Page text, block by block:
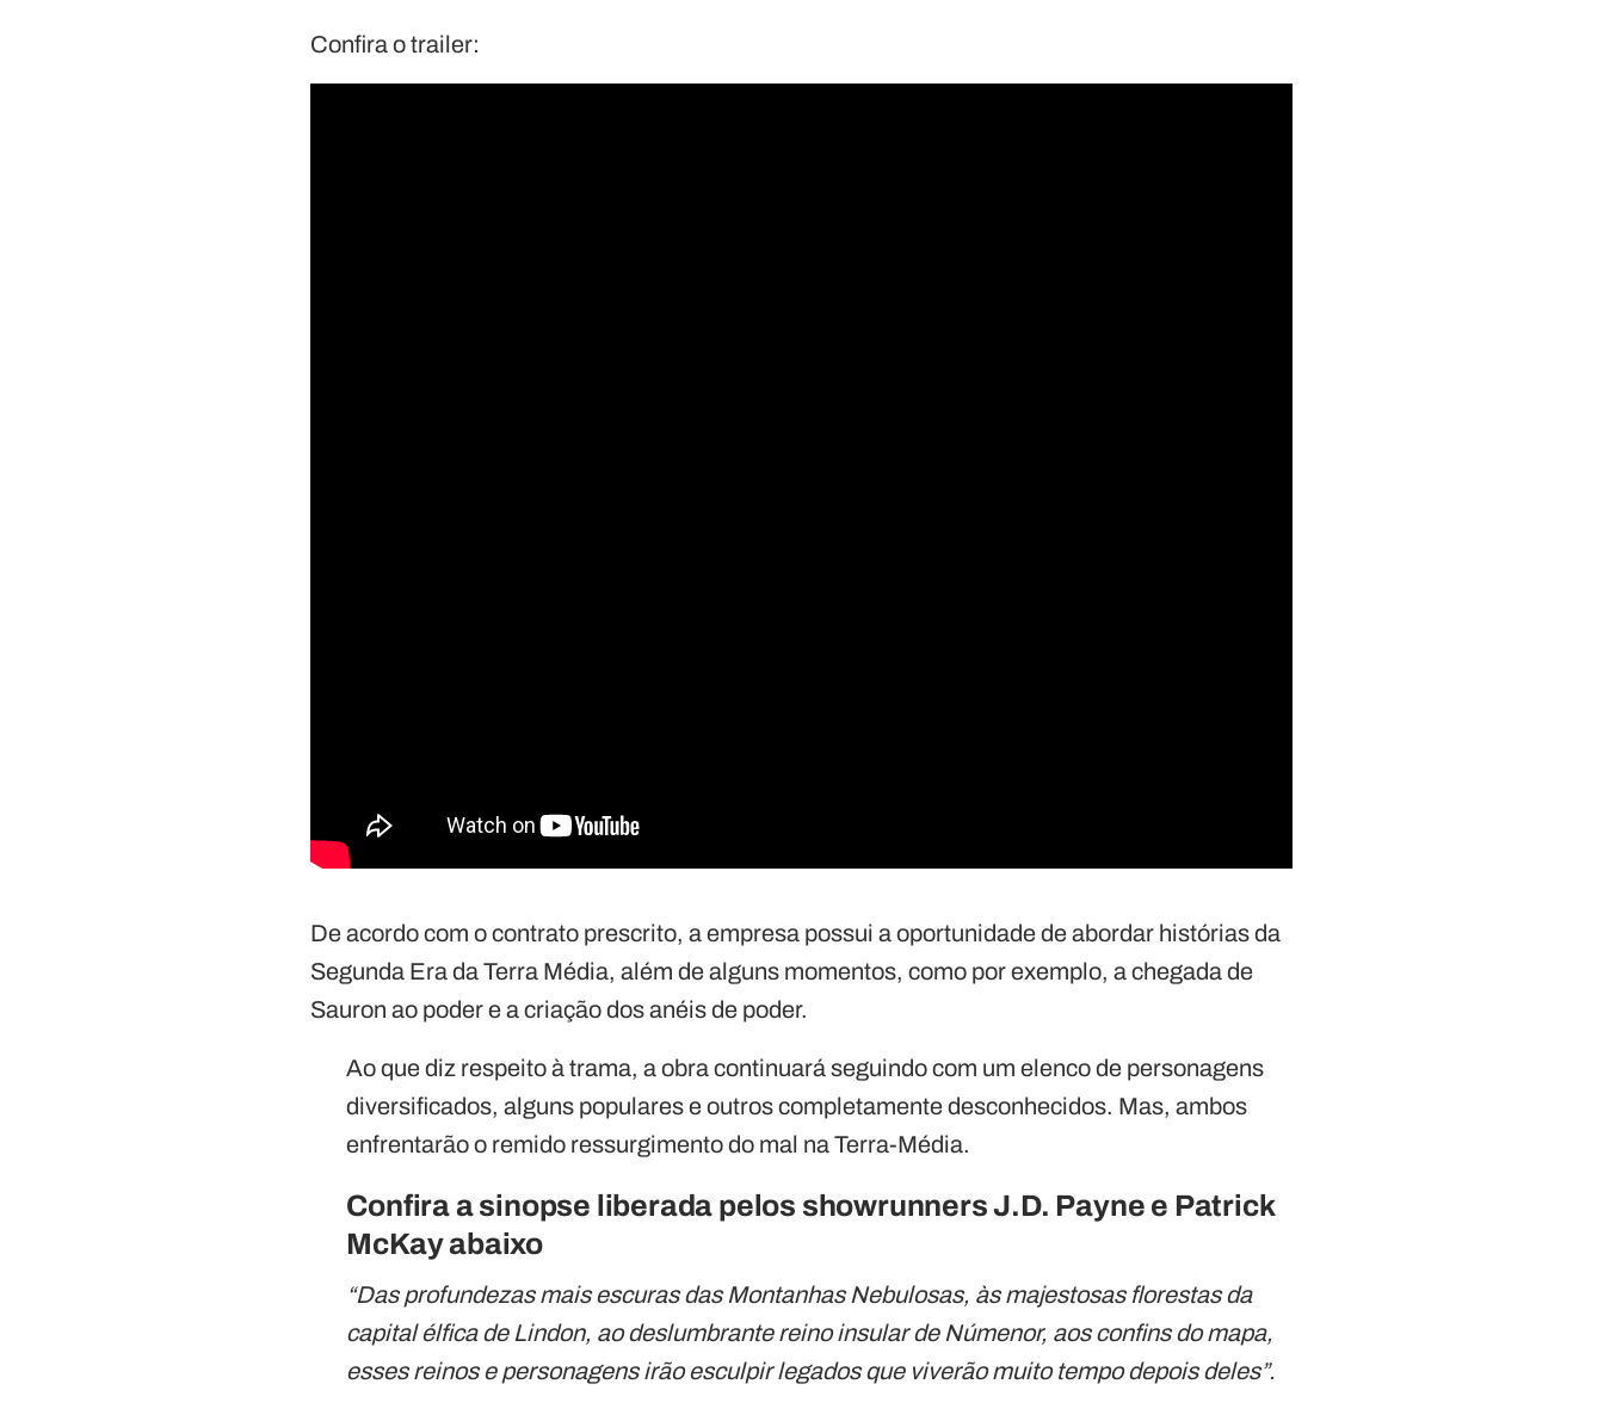
Confira o trailer:
De acordo com o contrato prescrito, a empresa possui a oportunidade de abordar histórias da
Segunda Era da Terra Média, além de alguns momentos, como por exemplo, a chegada de
Sauron ao poder e a criação dos anéis de poder.
Ao que diz respeito à trama, a obra continuará seguindo com um elenco de personagens
diversificados, alguns populares e outros completamente desconhecidos. Mas, ambos
enfrentarão o remido ressurgimento do mal na Terra-Média.
Confira a sinopse liberada pelos showrunners J.D. Payne e Patrick
McKay abaixo
“Das profundezas mais escuras das Montanhas Nebulosas, às majestosas florestas da
capital élfica de Lindon, ao deslumbrante reino insular de Númenor, aos confins do mapa,
esses reinos e personagens irão esculpir legados que viverão muito tempo depois deles”.